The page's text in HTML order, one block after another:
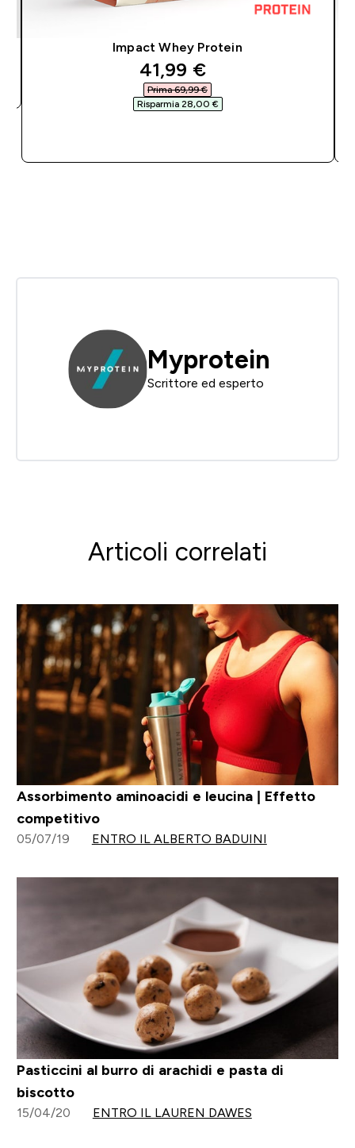
Impact Whey Protein
discounted price
41,99 €‎
Prima 69,99 €‎
Risparmia 28,00 €‎
Myprotein
Scrittore ed esperto
Articoli correlati
Assorbimento aminoacidi e leucina | Effetto
competitivo
05/07/19 ENTRO IL ALBERTO BADUINI
Pasticcini al burro di arachidi e pasta di
biscotto
15/04/20 ENTRO IL LAUREN DAWES